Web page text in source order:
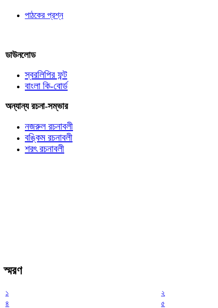
পাঠকের প্রশ্ন
ডাউনলোড
স্বরলিপির ফন্ট
বাংলা কি-বোর্ড
অন্যান্য রচনা-সম্ভার
নজরুল রচনাবলী
বঙ্কিম রচনাবলী
শরৎ রচনাবলী
স্মরণ
১
২
৪
৫